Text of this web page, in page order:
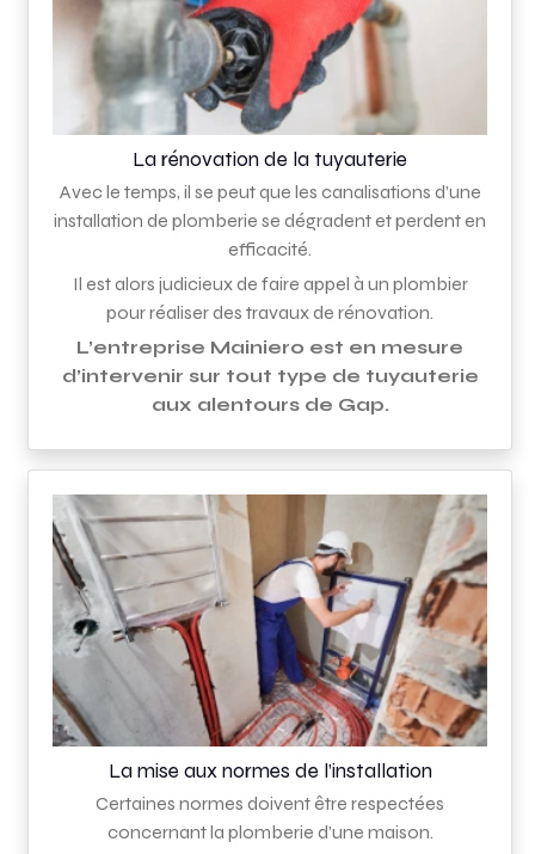
La rénovation de la tuyauterie
Avec le temps, il se peut que les canalisations d’une
installation de plomberie se dégradent et perdent en
efficacité.
Il est alors judicieux de faire appel à un plombier
pour réaliser des travaux de rénovation.
L’entreprise Mainiero est en mesure
d’intervenir sur tout type de tuyauterie
aux alentours de Gap.
La mise aux normes de l’installation
Certaines normes doivent être respectées
concernant la plomberie d’une maison.